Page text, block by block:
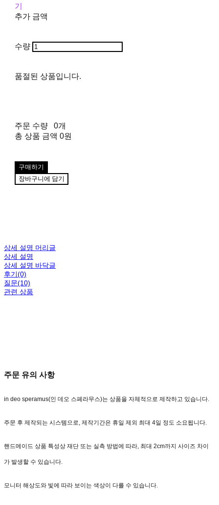
기
추가 금액
수량
품절된 상품입니다.
주문 수량
0개
총 상품 금액 0원
구매하기
장바구니에 담기
상세 설명 머리글
상세 설명
상세 설명 바닥글
후기(0)
질문(10)
관련 상품
주문 유의 사항
in deo speramus(인 데오 스페라무스)는 상품을 자체적으로 제작하고 있습니다.
주문 후 제작되는 시스템으로, 제작기간은 휴일 제외 최대 4일 정도 소요됩니다.
핸드메이드 상품 특성상 재단 또는 실측 방법에 따라, 최대 2cm까지 사이즈 차이
가 발생할 수 있습니다.
모니터 해상도와 빛에 따라 보이는 색상이 다를 수 있습니다.